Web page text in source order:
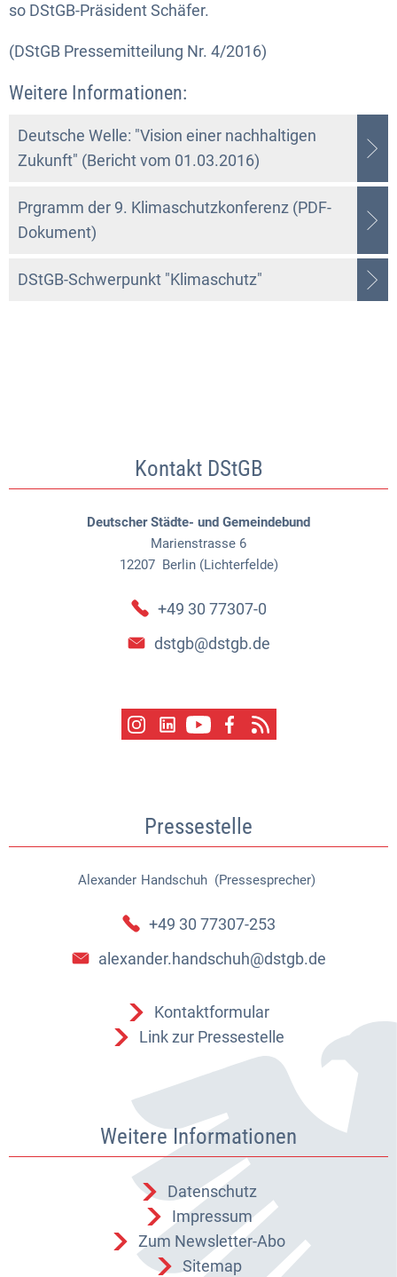
so DStGB-Präsident Schäfer.
(DStGB Pressemitteilung Nr. 4/2016)
Weitere Informationen:
Deutsche Welle: "Vision einer nachhaltigen
Zukunft" (Bericht vom 01.03.2016)
Prgramm der 9. Klimaschutzkonferenz (PDF-
Dokument)
DStGB-Schwerpunkt "Klimaschutz"
Kontakt DStGB
Deutscher Städte- und Gemeindebund
Marienstrasse 6
12207 Berlin (Lichterfelde)
+49 30 77307-0
dstgb@dstgb.de
Pressestelle
Alexander Handschuh (Pressesprecher)
Alexander Handschuh
+49 30 77307-253
alexander.handschuh@dstgb.de
Kontaktformular
Link zur Pressestelle
Weitere Informationen
Datenschutz
Impressum
Zum Newsletter-Abo
Sitemap